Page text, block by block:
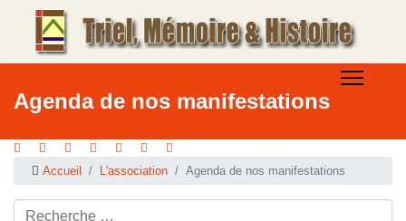
Agenda de nos manifestations
Accueil L'association Agenda de nos manifestations
Rechercher ...